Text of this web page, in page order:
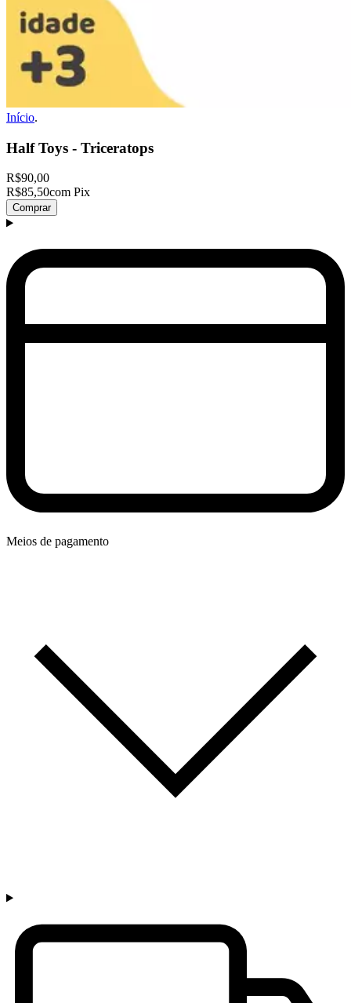
Início.
Half Toys - Triceratops
R$90,00
R$85,50com Pix
Comprar
Meios de pagamento